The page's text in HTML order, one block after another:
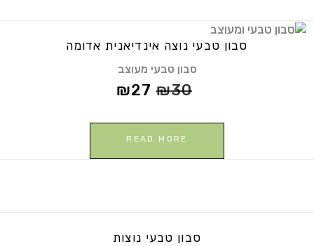
סבון טבעי נוצה אינדיאנית אדומה
סבון טבעי מעוצב
₪30
₪27
READ MORE
סבון טבעי נוצות